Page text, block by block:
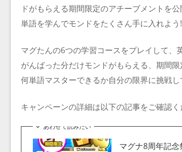
ドがもらえる期間限定のアチーブメントを公
単語を学んでモンドをたくさん手に入れよう!
マグたんの6つの学習コースをプレイして、
がんばった分だけモンドがもらえる、期間
何単語マスターできるか自分の限界に挑戦し
キャンペーンの詳細は以下の記事をご確認く
あわせて読みたい
マグナ8周年記